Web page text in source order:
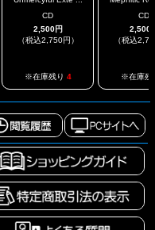
CD
2,500円
（税込2,750円）
※在庫残り 4
CD
2,500
（税込
※在庫残